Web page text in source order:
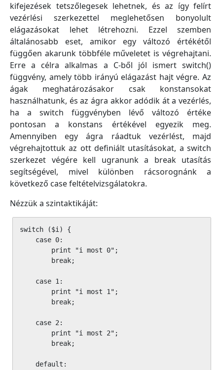
kifejezések tetszőlegesek lehetnek, és az így felírt
vezérlési szerkezettel meglehetősen bonyolult
elágazásokat lehet létrehozni. Ezzel szemben
általánosabb eset, amikor egy változó értékétől
függően akarunk többféle műveletet is végrehajtani.
Erre a célra alkalmas a C-ből jól ismert switch()
függvény, amely több irányú elágazást hajt végre. Az
ágak meghatározásakor csak konstansokat
használhatunk, és az ágra akkor adódik át a vezérlés,
ha a switch függvényben lévő változó értéke
pontosan a konstans értékével egyezik meg.
Amennyiben egy ágra ráadtuk vezérlést, majd
végrehajtottuk az ott definiált utasításokat, a switch
szerkezet végére kell ugranunk a break utasítás
segítségével, mivel különben rácsorognánk a
következő case feltételvizsgálatokra.
Nézzük a szintaktikáját:
switch ($i) {
    case 0:
        print "i most 0";
        break;
    case 1:
        print "i most 1";
        break;
    case 2:
        print "i most 2";
        break;
    default: